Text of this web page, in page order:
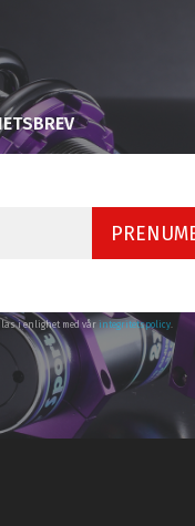
i enlighet med vår integritetspolicy